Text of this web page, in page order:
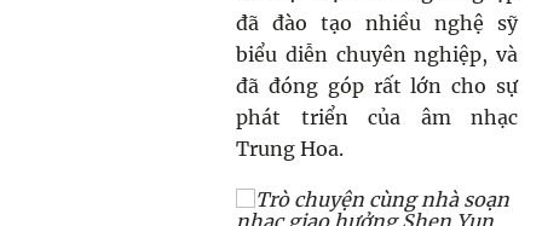
đã đào tạo nhiều nghệ sỹ
biểu diễn chuyên nghiệp, và
đã đóng góp rất lớn cho sự
phát triển của âm nhạc
Trung Hoa.